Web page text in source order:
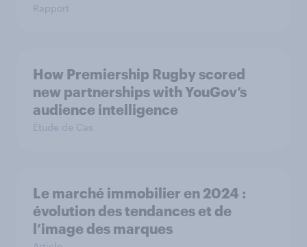
Rapport
How Premiership Rugby scored
new partnerships with YouGov’s
audience intelligence
Étude de Cas
Le marché immobilier en 2024 :
évolution des tendances et de
l’image des marques